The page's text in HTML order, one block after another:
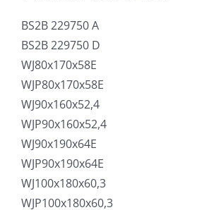
BS2B 229750 A
BS2B 229750 D
WJ80x170x58E
WJP80x170x58E
WJ90x160x52,4
WJP90x160x52,4
WJ90x190x64E
WJP90x190x64E
WJ100x180x60,3
WJP100x180x60,3